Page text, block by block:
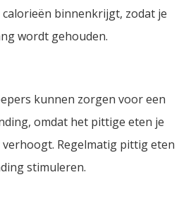
binnenkrijgt, zodat je
wordt gehouden.
kunnen zorgen voor een
omdat het pittige eten je
Regelmatig pittig eten
stimuleren.